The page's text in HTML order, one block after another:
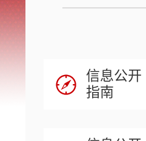
信息公开
指南